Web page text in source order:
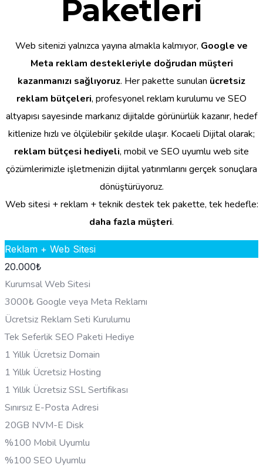
Paketleri
Web sitenizi yalnızca yayına almakla kalmıyor, Google ve
Meta reklam destekleriyle doğrudan müşteri
kazanmanızı sağlıyoruz. Her pakette sunulan ücretsiz
reklam bütçeleri, profesyonel reklam kurulumu ve SEO
altyapısı sayesinde markanız dijitalde görünürlük kazanır, hedef
kitlenize hızlı ve ölçülebilir şekilde ulaşır. Kocaeli Dijital olarak;
reklam bütçesi hediyeli, mobil ve SEO uyumlu web site
çözümlerimizle işletmenizin dijital yatırımlarını gerçek sonuçlara
dönüştürüyoruz.
Web sitesi + reklam + teknik destek tek pakette, tek hedefle:
daha fazla müşteri.
Reklam + Web Sitesi
20.000₺
Kurumsal Web Sitesi
3000₺ Google veya Meta Reklamı
Ücretsiz Reklam Seti Kurulumu
Tek Seferlik SEO Paketi Hediye
1 Yıllık Ücretsiz Domain
1 Yıllık Ücretsiz Hosting
1 Yıllık Ücretsiz SSL Sertifikası
Sınırsız E-Posta Adresi
20GB NVM-E Disk
%100 Mobil Uyumlu
%100 SEO Uyumlu